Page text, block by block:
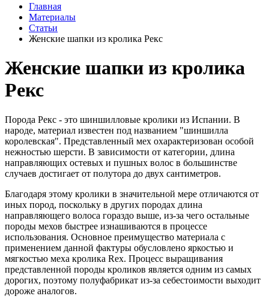
Главная
Материалы
Статьи
Женские шапки из кролика Рекс
Женские шапки из кролика
Рекс
Порода Рекс - это шиншилловые кролики из Испании. В
народе, материал известен под названием "шиншилла
королевская". Представленный мех охарактеризован особой
нежностью шерсти. В зависимости от категории, длина
направляющих остевых и пушных волос в большинстве
случаев достигает от полутора до двух сантиметров.
Благодаря этому кролики в значительной мере отличаются от
иных пород, поскольку в других породах длина
направляющего волоса гораздо выше, из-за чего остальные
породы мехов быстрее изнашиваются в процессе
использования. Основное преимущество материала с
применением данной фактуры обусловлено яркостью и
мягкостью меха кролика Rex. Процесс выращивания
представленной породы кроликов является одним из самых
дорогих, поэтому полуфабрикат из-за себестоимости выходит
дороже аналогов.